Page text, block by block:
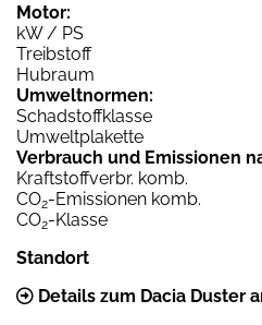
Motor:
kW / PS
Treibstoff
Hubraum
Umweltnormen:
Schadstoffklasse
Umweltplakette
Verbrauch und Emissionen
Kraftstoffverbr. komb.
CO2-Emissionen komb.
CO2-Klasse
Standort
Details zum Dacia Duster